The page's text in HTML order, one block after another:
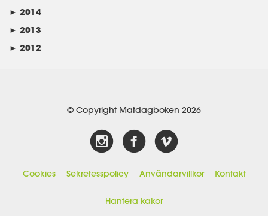
► 2014
► 2013
► 2012
© Copyright Matdagboken 2026
Cookies Sekretesspolicy Användarvillkor Kontakt
Hantera kakor